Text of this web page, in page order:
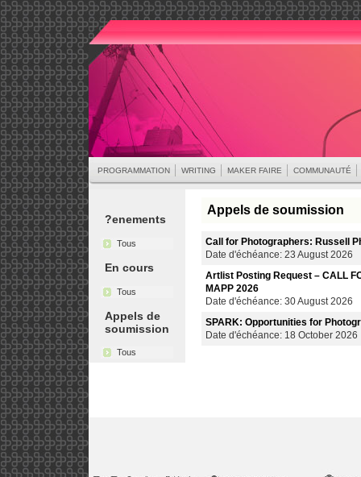
PROGRAMMATION WRITING MAKER FAIRE COMMUNAUTÉ
?enements
Tous
En cours
Tous
Appels de
soumission
Tous
Appels de soumission
Call for Photographers: Russell
Date d'échéance: 23 August 2026
Artlist Posting Request – CALL
MAPP 2026
Date d'échéance: 30 August 2026
SPARK: Opportunities for
Date d'échéance: 18 October 2026